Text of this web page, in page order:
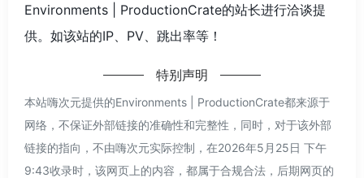
Environments | ProductionCrate的站长进行洽谈提
供。如该站的IP、PV、跳出率等！
特别声明
本站嗨次元提供的Environments | ProductionCrate都来源于
网络，不保证外部链接的准确性和完整性，同时，对于该外部
链接的指向，不由嗨次元实际控制，在2026年5月25日 下午
9:43收录时，该网页上的内容，都属于合规合法，后期网页的